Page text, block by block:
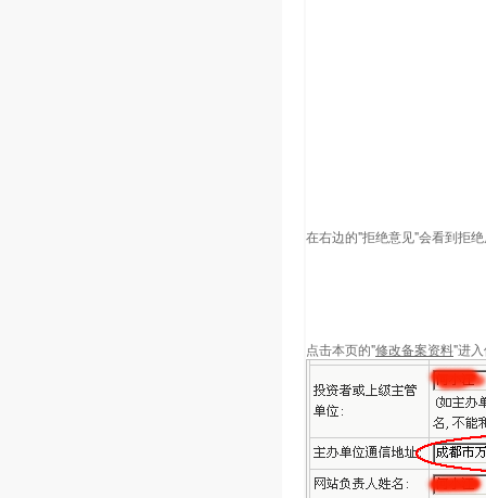
在右边的"拒绝意见"会看到拒
点击本页的"修改备案资料"进